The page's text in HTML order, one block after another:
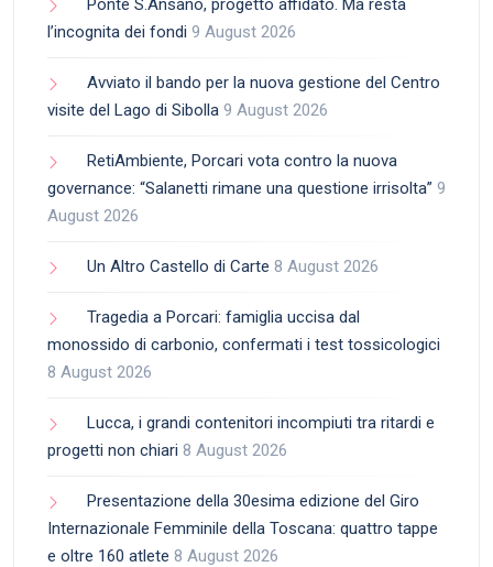
Ponte S.Ansano, progetto affidato. Ma resta
l’incognita dei fondi 9 August 2026
Avviato il bando per la nuova gestione del Centro
visite del Lago di Sibolla 9 August 2026
RetiAmbiente, Porcari vota contro la nuova
governance: “Salanetti rimane una questione irrisolta” 9
August 2026
Un Altro Castello di Carte 8 August 2026
Tragedia a Porcari: famiglia uccisa dal
monossido di carbonio, confermati i test tossicologici
8 August 2026
Lucca, i grandi contenitori incompiuti tra ritardi e
progetti non chiari 8 August 2026
Presentazione della 30esima edizione del Giro
Internazionale Femminile della Toscana: quattro tappe
e oltre 160 atlete 8 August 2026